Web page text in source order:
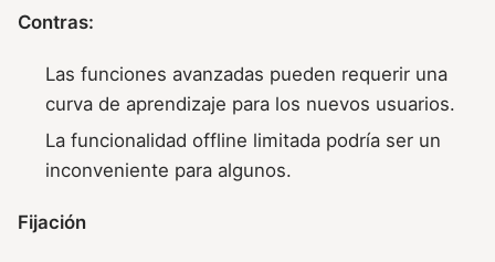
Contras:
Las funciones avanzadas pueden requerir una
curva de aprendizaje para los nuevos usuarios.
La funcionalidad offline limitada podría ser un
inconveniente para algunos.
Fijación